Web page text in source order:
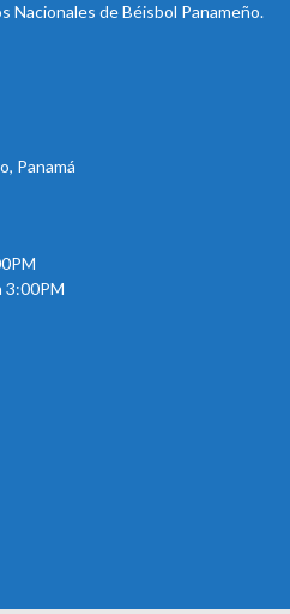
Nacionales de Béisbol Panameño.
Panamá
3:00PM